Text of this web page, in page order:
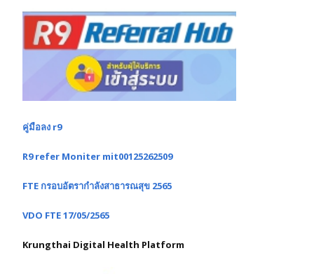
คู่มือลง r9
R9 refer Moniter mit00125262509
FTE กรอบอัตรากำลังสาธารณสุข 2565
VDO FTE 17/05/2565
Krungthai Digital Health Platform